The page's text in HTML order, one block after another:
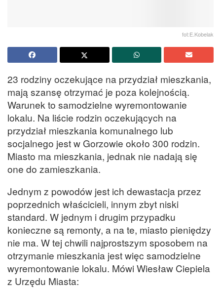
fot:E.Kobelak
23 rodziny oczekujące na przydział mieszkania,
mają szansę otrzymać je poza kolejnością.
Warunek to samodzielne wyremontowanie
lokalu. Na liście rodzin oczekujących na
przydział mieszkania komunalnego lub
socjalnego jest w Gorzowie około 300 rodzin.
Miasto ma mieszkania, jednak nie nadają się
one do zamieszkania.
Jednym z powodów jest ich dewastacja przez
poprzednich właścicieli, innym zbyt niski
standard. W jednym i drugim przypadku
konieczne są remonty, a na te, miasto pieniędzy
nie ma. W tej chwili najprostszym sposobem na
otrzymanie mieszkania jest więc samodzielne
wyremontowanie lokalu. Mówi Wiesław Ciepiela
z Urzędu Miasta: